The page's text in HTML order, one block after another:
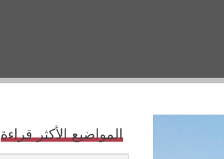
المواضيع الأكثر قراءة